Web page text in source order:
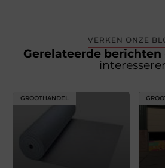
VERKEN ONZE
Gerelateerde berichten
GROOTHANDEL